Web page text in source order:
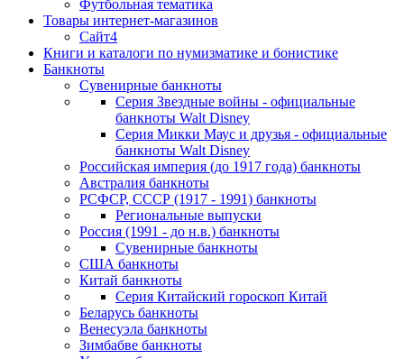
Футбольная тематика
Товары интернет-магазинов
Сайт4
Книги и каталоги по нумизматике и бонистике
Банкноты
Сувенирные банкноты
Серия Звездные войны - официальные
банкноты Walt Disney
Серия Микки Маус и друзья - официальные
банкноты Walt Disney
Российская империя (до 1917 года) банкноты
Австралия банкноты
РСФСР, СССР (1917 - 1991) банкноты
Региональные выпуски
Россия (1991 - до н.в.) банкноты
Сувенирные банкноты
США банкноты
Китай банкноты
Серия Китайский гороскоп Китай
Беларусь банкноты
Венесуэла банкноты
Зимбабве банкноты